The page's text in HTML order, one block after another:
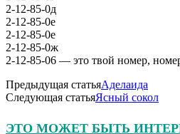
2-12-85-0д
2-12-85-0е
2-12-85-0е
2-12-85-0ж
2-12-85-06 — это твой номер,
Предыдущая статьяАделаида
Следующая статьяЯсный сокол
ЭТО МОЖЕТ БЫТЬ